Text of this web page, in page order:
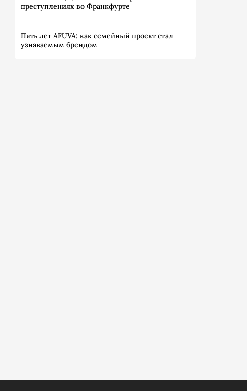
преступлениях во Франкфурте
Пять лет AFUVA: как семейный проект стал
узнаваемым брендом